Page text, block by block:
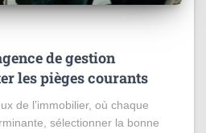
de gestion
les pièges courants
de l’immobilier, où chaque
sélectionner la bonne